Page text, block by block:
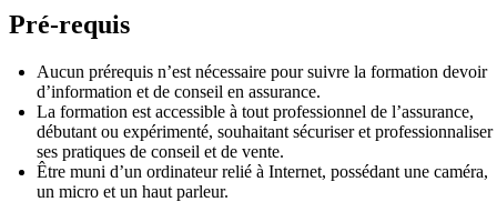
Pré-requis
Aucun prérequis n’est nécessaire pour suivre la formation devoir
d’information et de conseil en assurance.
La formation est accessible à tout professionnel de l’assurance,
débutant ou expérimenté, souhaitant sécuriser et professionnaliser
ses pratiques de conseil et de vente.
Être muni d’un ordinateur relié à Internet, possédant une caméra,
un micro et un haut parleur.